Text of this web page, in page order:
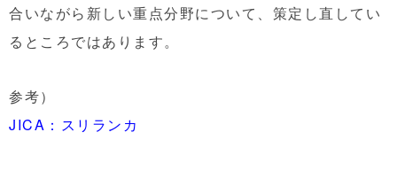
合いながら新しい重点分野について、策定し直してい
るところではあります。
参考）
JICA：スリランカ